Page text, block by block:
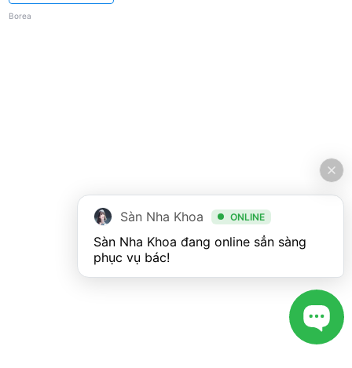
Borea
Sàn Nha Khoa ONLINE
Sàn Nha Khoa đang online sẳn sàng
phục vụ bác!